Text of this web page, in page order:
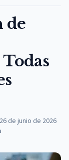
de
26 de junio de 2026